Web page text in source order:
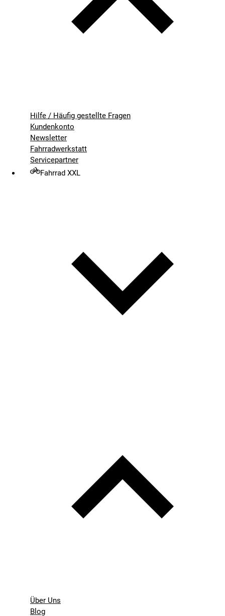
Hilfe / Häufig gestellte Fragen
Kundenkonto
Newsletter
Fahrradwerkstatt
Servicepartner
Fahrrad XXL
Über Uns
Blog